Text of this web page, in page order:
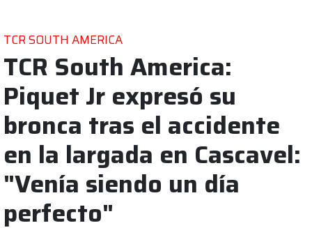
TCR SOUTH AMERICA
TCR South America:
Piquet Jr expresó su
bronca tras el accidente
en la largada en Cascavel:
"Venía siendo un día
perfecto"